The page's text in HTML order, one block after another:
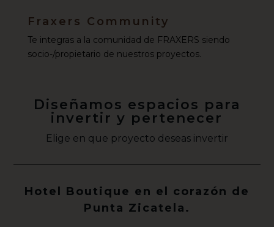
Fraxers Community
Te integras a la comunidad de FRAXERS siendo
socio-/propietario de nuestros proyectos.
Diseñamos espacios para
invertir y pertenecer
Elige en que proyecto deseas invertir
Hotel Boutique en el corazón de
Punta Zicatela.